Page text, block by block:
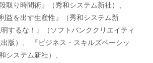
取り時間術』（秀和システム新社）、
益を出す生産性』（秀和システム新
するな！』（ソフトバンククリエイティ
版）、 『ビジネス・スキルズベーシッ
ステム新社）、